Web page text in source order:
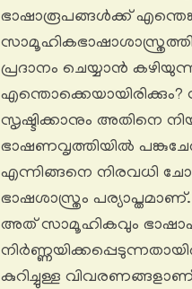
ഭാഷാരൂപങ്ങൾക്ക്
പ്രദാനം ചെയ്യാൻ
സൃഷ്ടിക്കാനും അതിനെ
ഭാഷണവൃത്തിയിൽ
എന്നിങ്ങനെ നിരവധി
ഭാഷശാസ്ത്രം
അത് സാമൂഹികവും
കുറിച്ചുള്ള